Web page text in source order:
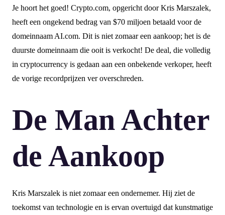
Je hoort het goed! Crypto.com, opgericht door Kris Marszalek,
heeft een ongekend bedrag van $70 miljoen betaald voor de
domeinnaam AI.com. Dit is niet zomaar een aankoop; het is de
duurste domeinnaam die ooit is verkocht! De deal, die volledig
in cryptocurrency is gedaan aan een onbekende verkoper, heeft
de vorige recordprijzen ver overschreden.
De Man Achter
de Aankoop
Kris Marszalek is niet zomaar een ondernemer. Hij ziet de
toekomst van technologie en is ervan overtuigd dat kunstmatige